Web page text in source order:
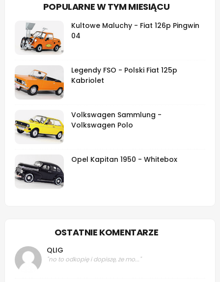
POPULARNE W TYM MIESIĄCU
Kultowe Maluchy - Fiat 126p Pingwin
04
Legendy FSO - Polski Fiat 125p
Kabriolet
Volkswagen Sammlung -
Volkswagen Polo
Opel Kapitan 1950 - Whitebox
OSTATNIE KOMENTARZE
QLIG
"no to odkopię i dopiszę, że mo..."